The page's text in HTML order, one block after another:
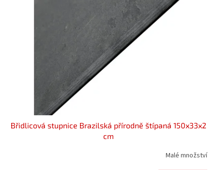
Břidlicová stupnice Brazilská přírodně štípaná 150x33x2
cm
Malé množství